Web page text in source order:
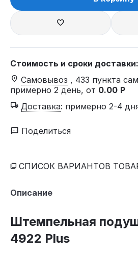
Стоимость и сроки доставки:
Самовывоз , 433 пункта
примерно 2 день, от 0.00 Р
Доставка: примерно 2-4
Поделиться
СПИСОК ВАРИАНТОВ
Описание
Штемпельная
4922 Plus